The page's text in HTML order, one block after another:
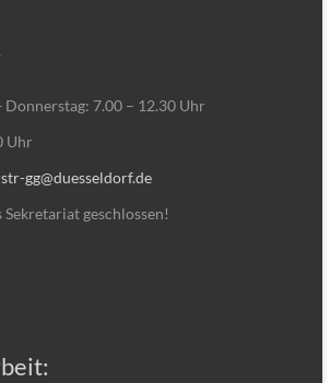
Donnerstag: 7.00 – 12.30 Uhr
Uhr
gg@duesseldorf.de
geschlossen!